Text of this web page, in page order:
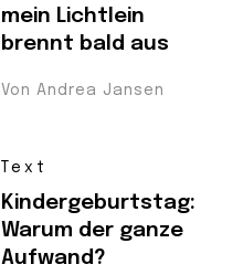
mein Lichtlein
brennt bald aus
Von Andrea Jansen
Text
Kindergeburtstag:
Warum der ganze
Aufwand?